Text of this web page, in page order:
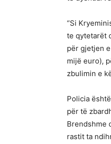
“Si
te qytetarët
për gjetjen
mijë euro),
zbulimin e
Policia
për të
Brendshme
rastit ta